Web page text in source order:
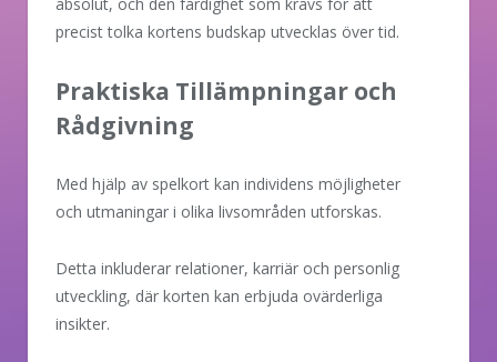
precist tolka kortens budskap utvecklas över tid.
Praktiska Tillämpningar och
Rådgivning
Med hjälp av spelkort kan individens möjligheter
och utmaningar i olika livsområden utforskas.
Detta inkluderar relationer, karriär och personlig
utveckling, där korten kan erbjuda ovärderliga
insikter.